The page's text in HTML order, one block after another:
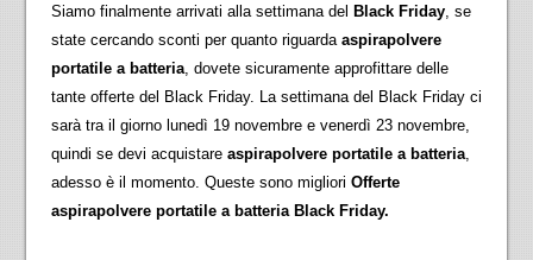
Siamo finalmente arrivati alla settimana del Black Friday, se
state cercando sconti per quanto riguarda aspirapolvere
portatile a batteria, dovete sicuramente approfittare delle
tante offerte del Black Friday. La settimana del Black Friday ci
sarà tra il giorno lunedì 19 novembre e venerdì 23 novembre,
quindi se devi acquistare aspirapolvere portatile a batteria,
adesso è il momento. Queste sono migliori Offerte
aspirapolvere portatile a batteria Black Friday.